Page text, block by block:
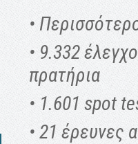
•
• 9.332
πρατήρια
• 1.601 spot
• 21 έρευνες